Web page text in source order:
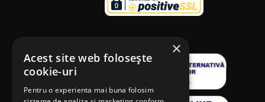
×
Acest site web folosește
cookie-uri
Pentru o experienta mai buna folosim